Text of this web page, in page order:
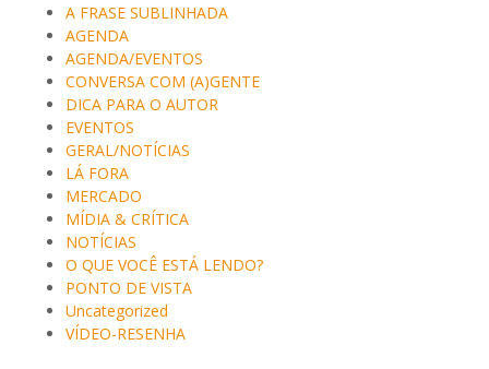
A FRASE SUBLINHADA
AGENDA
AGENDA/EVENTOS
CONVERSA COM (A)GENTE
DICA PARA O AUTOR
EVENTOS
GERAL/NOTÍCIAS
LÁ FORA
MERCADO
MÍDIA & CRÍTICA
NOTÍCIAS
O QUE VOCÊ ESTÁ LENDO?
PONTO DE VISTA
Uncategorized
VÍDEO-RESENHA